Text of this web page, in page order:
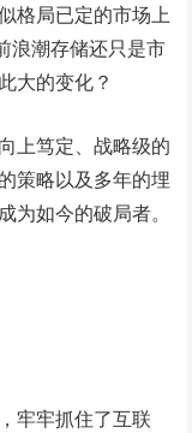
格局已定的市场上
浪潮存储还只是市
大的变化？
上笃定、战略级的
策略以及多年的埋
为如今的破局者。
牢牢抓住了互联